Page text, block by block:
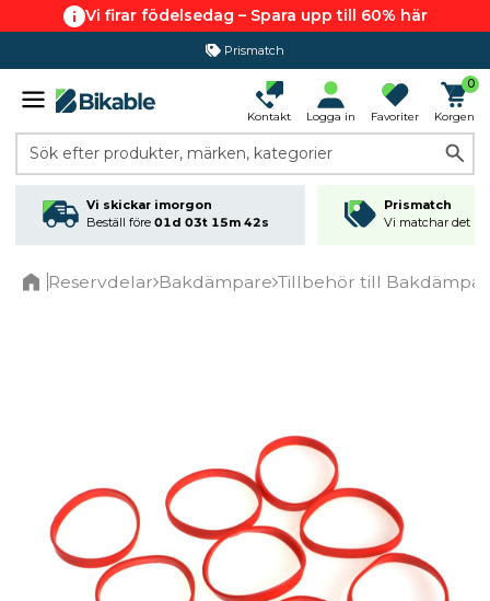
Vi firar födelsedag – Spara upp till 60% här
Prismatch
Kontakt Logga in Favoriter
0
Korgen
Sök efter produkter, märken, kategorier
Vi skickar imorgon
Beställ före 01d 03t 15m 42s
Prismatch
Vi matchar det
Reservdelar Bakdämpare Tillbehör till